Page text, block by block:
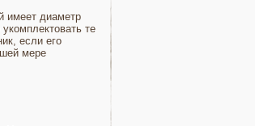
имеет диаметр
те
если его
мере